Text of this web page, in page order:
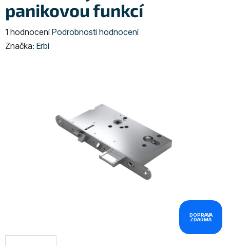
panikovou funkcí
Průměrné
hodnocení
1 hodnocení Podrobnosti hodnocení
Značka: Erbi
DOPRAVA
ZDARMA